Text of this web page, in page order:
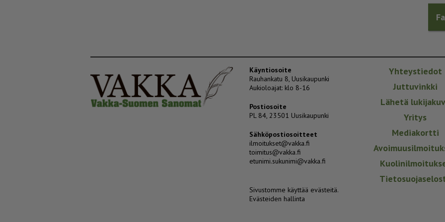
Käyntiosoite
Rauhankatu 8, Uusikaupunki
Aukioloajat: klo 8-16
Postiosoite
PL 84, 23501 Uusikaupunki
Sähköpostiosoitteet
ilmoitukset@vakka.fi
toimitus@vakka.fi
etunimi.sukunimi@vakka.fi
Sivustomme käyttää evästeitä.
Evästeiden hallinta
Yhteystiedot
Juttuvinkki
Lähetä
Yritys
Mediakortti